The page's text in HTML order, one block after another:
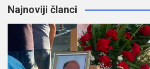
Najnoviji članci